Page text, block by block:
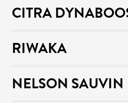
CITRA
RIWAKA
NELSON SAUVIN